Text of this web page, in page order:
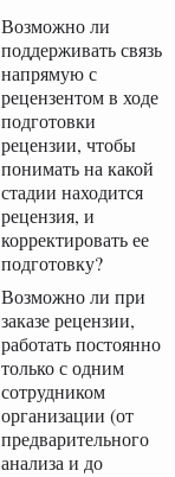
Возможно ли
поддерживать связь
напрямую с
рецензентом в ходе
подготовки
рецензии, чтобы
понимать на какой
стадии находится
рецензия, и
корректировать ее
подготовку?
Возможно ли при
заказе рецензии,
работать постоянно
только с одним
сотрудником
организации (от
предварительного
анализа и до